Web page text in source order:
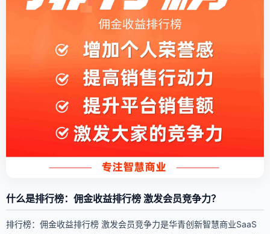
什么是排行榜：佣金收益排行榜 激发会员竞争力？
排行榜：佣金收益排行榜 激发会员竞争力是华青创新智慧商业SaaS